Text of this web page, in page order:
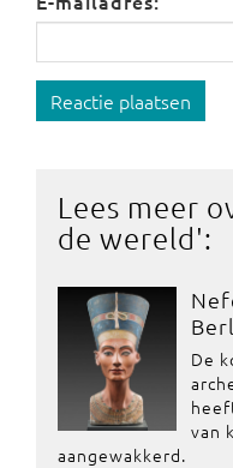
Reactie plaatsen
Lees meer
de wereld':
De
van
aangewakkerd.